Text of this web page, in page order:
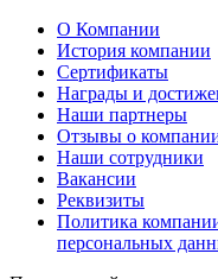
О Компании
История компании
Сертификаты
Награды и
Наши партнеры
Отзывы о
Наши сотрудники
Вакансии
Реквизиты
Политика
персональных